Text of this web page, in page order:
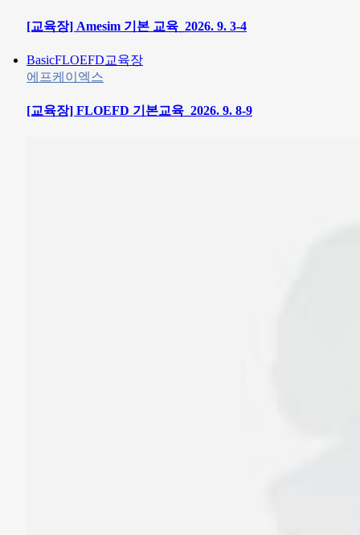
[교육장] Amesim 기본 교육_2026. 9. 3-4
BasicFLOEFD교육장
에프케이엑스
[교육장] FLOEFD 기본교육_2026. 9. 8-9